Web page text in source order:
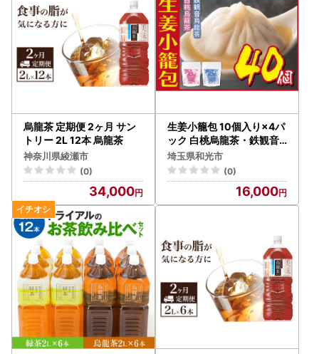
烏龍茶 定期便 2ヶ月 サン
トリー 2L 12本 烏龍茶
神奈川県綾瀬市
(0)
34,000
生姜小籠包 10個入り×4パ
ック 白桃烏龍茶・鉄観音
烏龍茶セット
埼玉県和光市
(0)
16,000